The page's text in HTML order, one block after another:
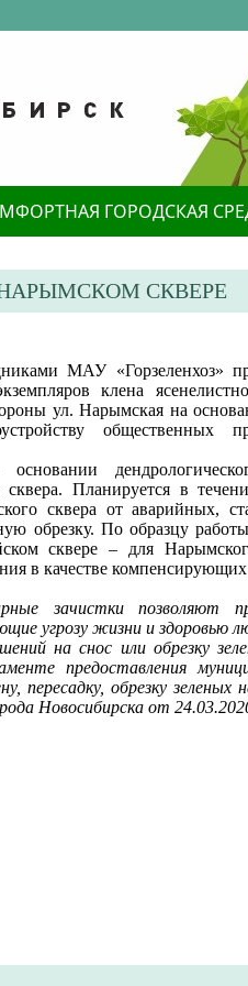
ГОРОДСКАЯ
СКВЕРЕ
МАУ «Горзеленхоз»
клена
ул. Нарымская на
общественных
Планируется в
сквера от аварийных,
обрезку. По образцу
сквере – для
в качестве
зачистки позволяют
угрозу жизни и здоровью
на снос или обрезку
предоставления
пересадку, обрезку
Новосибирска от